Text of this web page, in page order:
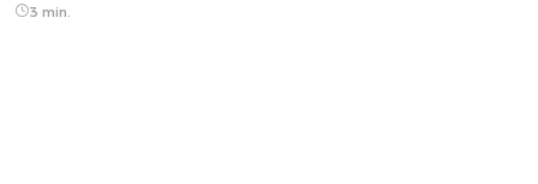
3 min.